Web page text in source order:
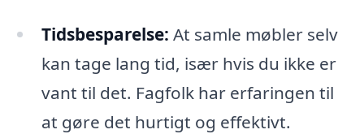
Tidsbesparelse: At samle møbler selv
kan tage lang tid, især hvis du ikke er
vant til det. Fagfolk har erfaringen til
at gøre det hurtigt og effektivt.